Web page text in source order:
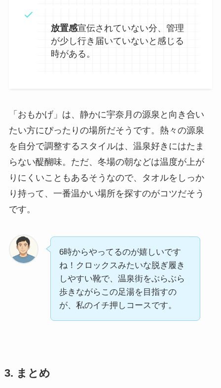
放置感宣伝されていない分、管理
が少し行き届いていないと感じる
時がある。
「おもかげ」は、静かに宇奈月の源泉と向き合い
たい方にぴったりの場所だそうです。熱々の源泉
を自分で調整するスタイルは、温泉好きにはたま
らない醍醐味。ただ、冬場の朝などは温度が上が
りにくいこともあるそうなので、タオルをしっか
り持って、一番温かい場所を探すのがコツだそう
です。
6時からやってるのが嬉しいです
ね！クロックスみたいな脱ぎ履き
しやすい靴で、温泉街をぶらぶら
歩きながらこの足湯を目指すの
が、私のイチ押しコースです。
3. まとめ